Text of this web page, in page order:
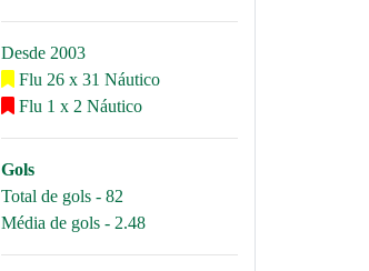
Desde 2003
Flu 26 x 31 Náutico
Flu 1 x 2 Náutico
Gols
Total de gols - 82
Média de gols - 2.48